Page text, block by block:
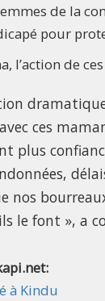
de la
pour
l’action de
ces
plus
nos
le font », a
à Kindu